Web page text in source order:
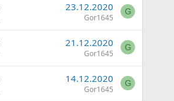
23.12.2020
Gor1645
G
21.12.2020
Gor1645
G
14.12.2020
Gor1645
G